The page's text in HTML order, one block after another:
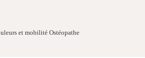
et mobilité Ostéopathe